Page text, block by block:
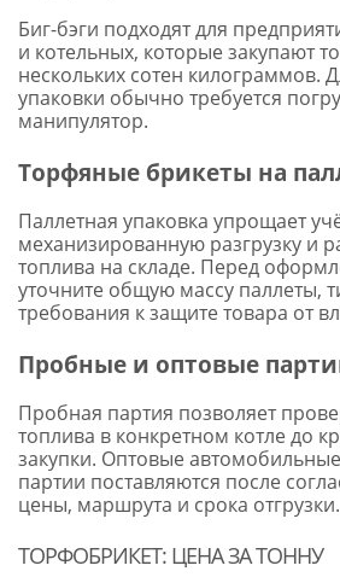
Биг-бэги подходят для
и котельных, которые закупают
нескольких сотен килограммов.
упаковки обычно требуется
манипулятор.
Торфяные брикеты на
Паллетная упаковка упрощает
механизированную разгрузку и
топлива на складе. Перед
уточните общую массу паллеты,
требования к защите товара от
Пробные и оптовые
Пробная партия позволяет
топлива в конкретном котле до
закупки. Оптовые
партии поставляются после
цены, маршрута и срока отгрузки.
ТОРФОБРИКЕТ: ЦЕНА ЗА ТОННУ